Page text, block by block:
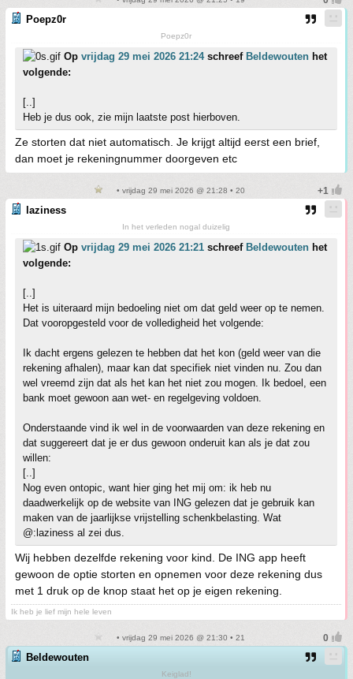
Poepz0r
Poepz0r
Op vrijdag 29 mei 2026 21:24schreef Beldewouten het
volgende:
[..]
Heb je dus ook, zie mijn laatste post hierboven.
Ze storten dat niet automatisch. Je krijgt altijd eerst een brief,
dan moet je rekeningnummer doorgeven etc
• vrijdag 29 mei 2026 @ 21:28 • 20
laziness
In het verleden nogal duizelig
Op vrijdag 29 mei 2026 21:21 schreef Beldewouten het
volgende:
[..]
Het is uiteraard mijn bedoeling niet om dat geld weer op te nemen.
Dat vooropgesteld voor de volledigheid het volgende:
Ik dacht ergens gelezen te hebben dat het kon (geld weer van die
rekening afhalen), maar kan dat specifiek niet vinden nu. Zou dan
wel vreemd zijn dat als het kan het niet zou mogen. Ik bedoel, een
bank moet gewoon aan wet- en regelgeving voldoen.
Onderstaande vind ik wel in de voorwaarden van deze rekening en
dat suggereert dat je er dus gewoon onderuit kan als je dat zou
willen:
[..]
Nog even ontopic, want hier ging het mij om: ik heb nu
daadwerkelijk op de website van ING gelezen dat je gebruik kan
maken van de jaarlijkse vrijstelling schenkbelasting. Wat
@:laziness al zei dus.
Wij hebben dezelfde rekening voor kind. De ING app heeft
gewoon de optie storten en opnemen voor deze rekening dus
met 1 druk op de knop staat het op je eigen rekening.
Ik heb je lief mijn hele leven
• vrijdag 29 mei 2026 @ 21:30 • 21
Beldewouten
Keiglad!